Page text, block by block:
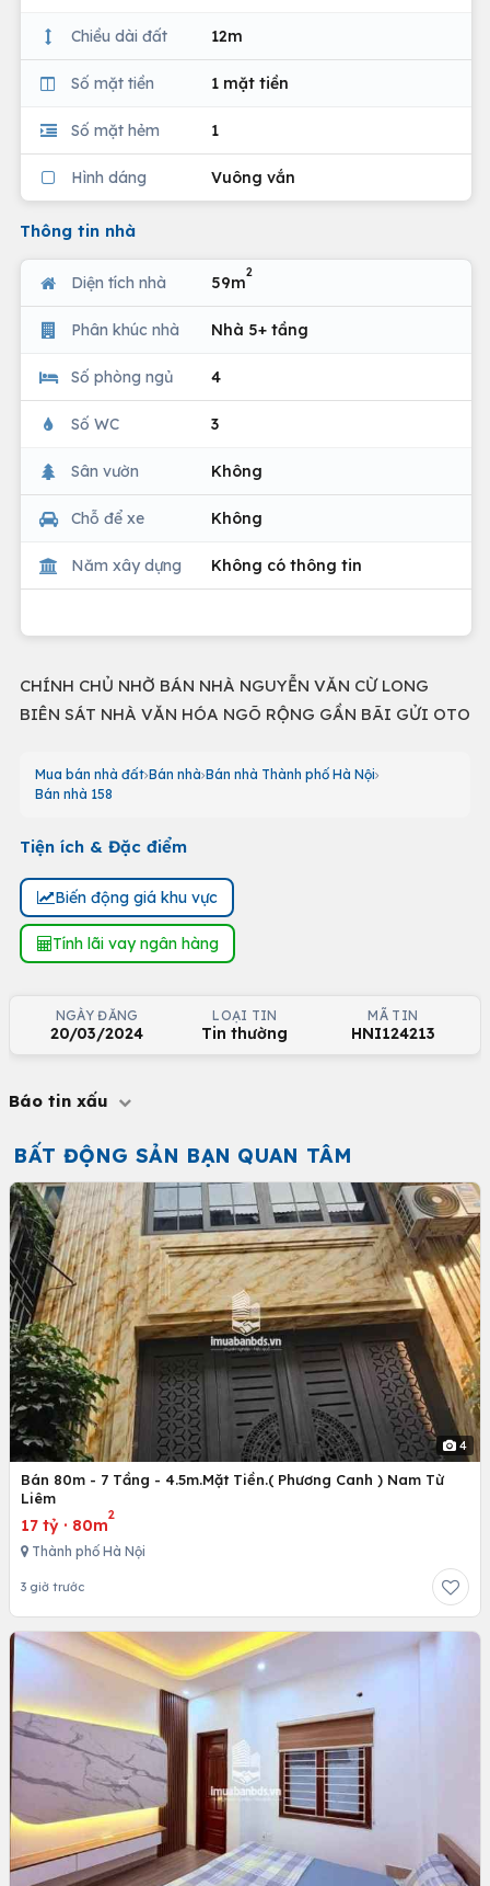
Chiều dài đất 12m
Số mặt tiền 1 mặt tiền
Số mặt hẻm 1
Hình dáng Vuông vắn
Thông tin nhà
Diện tích nhà 59m
2
Phân khúc nhà Nhà 5+ tầng
Số phòng ngủ 4
Số WC 3
Sân vườn Không
Chỗ để xe Không
Năm xây dựng Không có thông tin
CHÍNH CHỦ NHỜ BÁN NHÀ NGUYỄN VĂN CỪ LONG
BIÊN SÁT NHÀ VĂN HÓA NGÕ RỘNG GẦN BÃI GỬI OTO
Mua bán nhà đất Bán nhà Bán nhà Thành phố Hà Nội
Bán nhà 158
Tiện ích & Đặc điểm
Biến động giá khu vực
Tính lãi vay ngân hàng
NGÀY ĐĂNG
20/03/2024
LOẠI TIN
Tin thường
MÃ TIN
HNI124213
Báo tin xấu
BẤT ĐỘNG SẢN BẠN QUAN TÂM
4
Bán 80m - 7 Tầng - 4.5m.Mặt Tiền.( Phương Canh ) Nam Từ
Liêm
17 tỷ · 80m
2
Thành phố Hà Nội
3 giờ trước